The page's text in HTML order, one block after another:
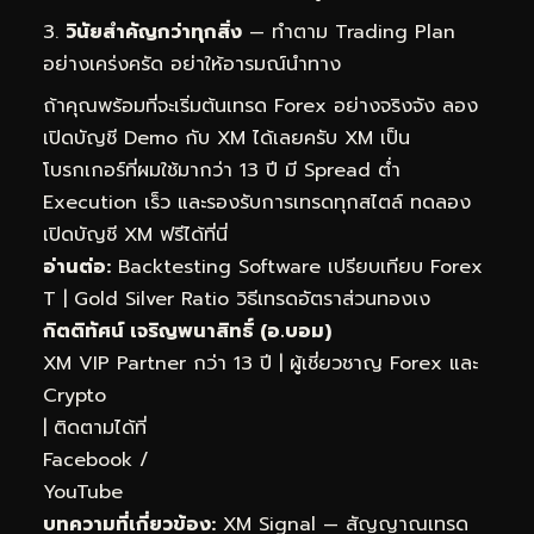
วินัยสำคัญกว่าทุกสิ่ง — ทำตาม Trading Plan
อย่างเคร่งครัด อย่าให้อารมณ์นำทาง
ถ้าคุณพร้อมที่จะเริ่มต้นเทรด Forex อย่างจริงจัง ลอง
เปิดบัญชี Demo กับ XM ได้เลยครับ XM เป็น
โบรกเกอร์ที่ผมใช้มากว่า 13 ปี มี Spread ต่ำ
Execution เร็ว และรองรับการเทรดทุกสไตล์ ทดลอง
เปิดบัญชี XM ฟรีได้ที่นี่
อ่านต่อ: Backtesting Software เปรียบเทียบ Forex
T | Gold Silver Ratio วิธีเทรดอัตราส่วนทองเง
กิตติทัศน์ เจริญพนาสิทธิ์ (อ.บอม)
XM VIP Partner กว่า 13 ปี | ผู้เชี่ยวชาญ Forex และ
Crypto
| ติดตามได้ที่
Facebook /
YouTube
บทความที่เกี่ยวข้อง: XM Signal — สัญญาณเทรด